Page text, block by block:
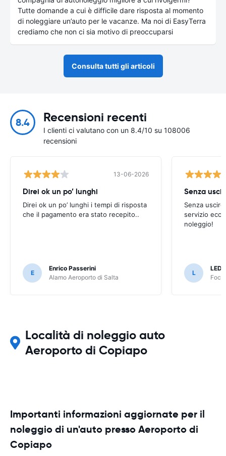
Tutte domande a cui è difficile dare risposta al momento
di noleggiare un’auto per le vacanze. Ma noi di EasyTerra
crediamo che non ci sia motivo di preoccuparsi
Consulta tutti gli articoli
8.4 Recensioni recenti
I clienti ci valutano con un 8.4/10 su 108006
recensioni
13-06-2026
Direi ok un po’ lunghi
Direi ok un po’ lunghi i tempi di risposta
che il pagamento era stato recepito..
E
Enrico Passerini
Alamo Aeroporto di Salta
Senza
Senza
servizio
noleggio!
L
LEDA
Località di noleggio auto
Aeroporto di Copiapo
Importanti informazioni aggiornate per il
noleggio di un'auto presso Aeroporto di
Copiapo